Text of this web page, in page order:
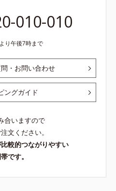
010-010
り午後7時まで
・お問い合わせ
ングガイド
合いますので
文ください。
較的つながりやすい
です。